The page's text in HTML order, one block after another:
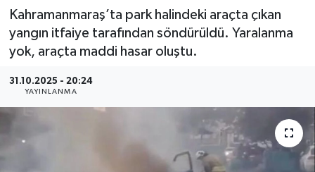
Kahramanmaraş’ta park halindeki araçta çıkan
yangın itfaiye tarafından söndürüldü. Yaralanma
yok, araçta maddi hasar oluştu.
31.10.2025 - 20:24
YAYINLANMA
YAŞAM
TEKNOLOJİ
SAĞLIK
Süper Lig Puan Durumu ve Fikstür
Tüm Manşetler
Son Dakika Haberleri